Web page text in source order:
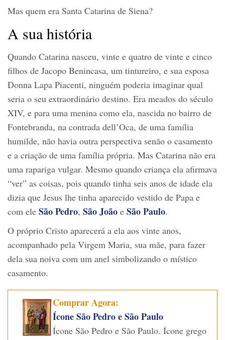
Mas quem era Santa Catarina de Siena?
A sua história
Quando Catarina nasceu, vinte e quatro de vinte e cinco
filhos de Jacopo Benincasa, um tintureiro, e sua esposa
Donna Lapa Piacenti, ninguém poderia imaginar qual
seria o seu extraordinário destino. Era meados do século
XIV, e para uma menina como ela, nascida no bairro de
Fontebranda, na contrada dell’Oca, de uma família
humilde, não havia outra perspectiva senão o casamento
e a criação de uma família própria. Mas Catarina não era
uma rapariga vulgar. Mesmo quando criança ela afirmava
“ver” as coisas, pois quando tinha seis anos de idade ela
dizia que Jesus lhe tinha aparecido vestido de Papa e
com ele São Pedro, São João e São Paulo.
O próprio Cristo aparecerá a ela aos vinte anos,
acompanhado pela Virgem Maria, sua mãe, para fazer
dela sua noiva com um anel simbolizando o místico
casamento.
Comprar Agora:
Ícone São Pedro e São Paulo
Ícone São Pedro e São Paulo. Ícone grego